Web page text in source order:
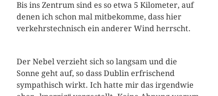
Bis ins Zentrum sind es so etwa 5 Kilometer, auf
denen ich schon mal mitbekomme, dass hier
verkehrstechnisch ein anderer Wind herrscht.
Der Nebel verzieht sich so langsam und die
Sonne geht auf, so dass Dublin erfrischend
sympathisch wirkt. Ich hatte mir das irgendwie